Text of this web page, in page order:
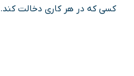
کسی که در هر کاری دخالت کند.